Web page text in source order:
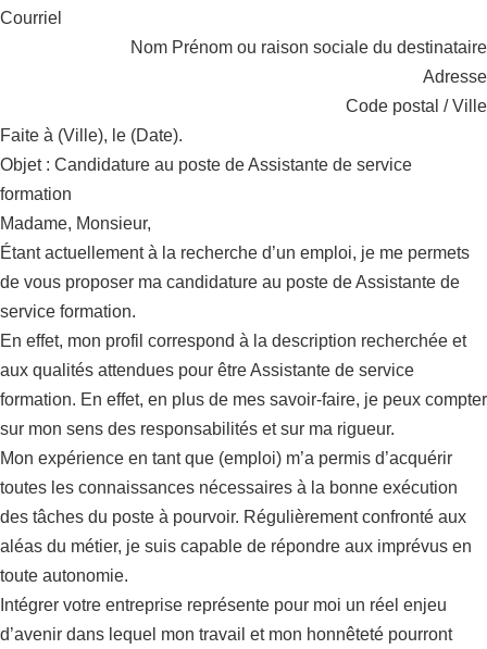
Courriel
Nom Prénom ou raison sociale du destinataire
Adresse
Code postal / Ville
Faite à (Ville), le (Date).
Objet : Candidature au poste de Assistante de service
formation
Madame, Monsieur,
Étant actuellement à la recherche d’un emploi, je me permets
de vous proposer ma candidature au poste de Assistante de
service formation.
En effet, mon profil correspond à la description recherchée et
aux qualités attendues pour être Assistante de service
formation. En effet, en plus de mes savoir-faire, je peux compter
sur mon sens des responsabilités et sur ma rigueur.
Mon expérience en tant que (emploi) m’a permis d’acquérir
toutes les connaissances nécessaires à la bonne exécution
des tâches du poste à pourvoir. Régulièrement confronté aux
aléas du métier, je suis capable de répondre aux imprévus en
toute autonomie.
Intégrer votre entreprise représente pour moi un réel enjeu
d’avenir dans lequel mon travail et mon honnêteté pourront